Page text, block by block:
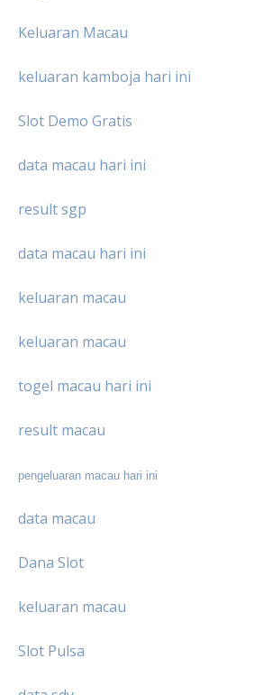
Keluaran Macau
keluaran kamboja hari ini
Slot Demo Gratis
data macau hari ini
result sgp
data macau hari ini
keluaran macau
keluaran macau
togel macau hari ini
result macau
pengeluaran macau hari ini
data macau
Dana Slot
keluaran macau
Slot Pulsa